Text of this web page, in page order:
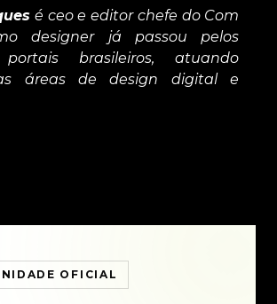
é ceo e editor chefe do Com
designer já passou pelos
portais brasileiros, atuando
áreas de design digital e
OFICIAL